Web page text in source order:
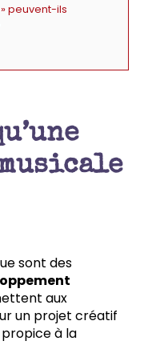
peuvent-ils
sont des
aux
un projet créatif
à la